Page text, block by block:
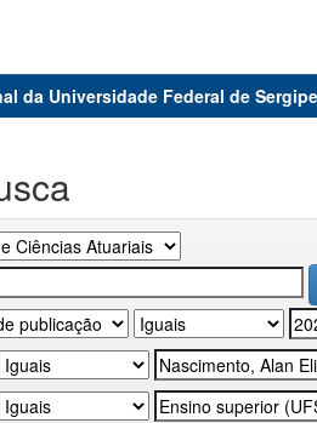
da Universidade Federal de